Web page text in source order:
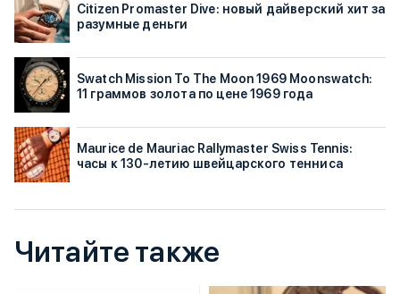
Citizen Promaster Dive: новый дайверский хит за
разумные деньги
Swatch Mission To The Moon 1969 Moonswatch:
11 граммов золота по цене 1969 года
Maurice de Mauriac Rallymaster Swiss Tennis:
часы к 130-летию швейцарского тенниса
Читайте также